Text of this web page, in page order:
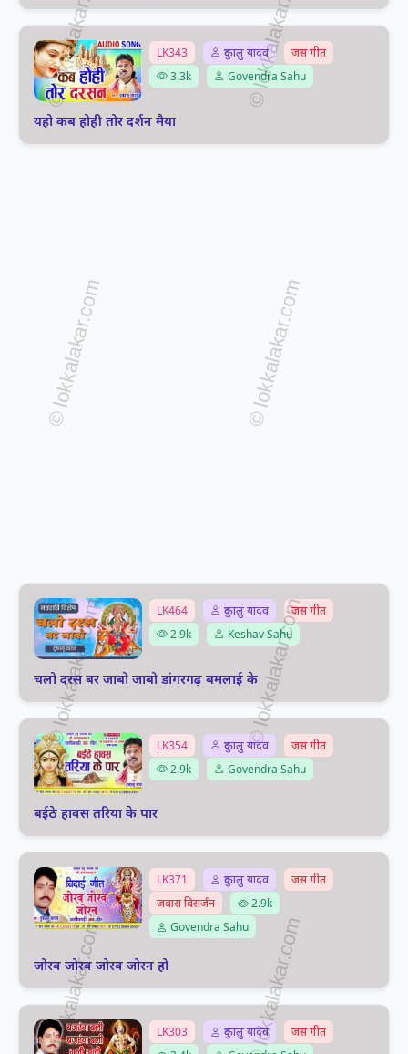
LK343 दुकालु यादव
जस गीत
3.3k
Govendra Sahu
यहो कब होही तोर दर्शन मैया
LK464 दुकालु यादव
जस गीत
2.9k
Keshav Sahu
चलो दरस बर जाबो जाबो डांगरगढ़ बमलाई के
LK354 दुकालु यादव
जस गीत
2.9k
Govendra Sahu
बईठे हावस तरिया के पार
LK371 दुकालु यादव
जस गीत
जवारा विसर्जन
2.9k
Govendra Sahu
जोरव जोरव जोरव जोरन हो
LK303 दुकालु यादव
जस गीत